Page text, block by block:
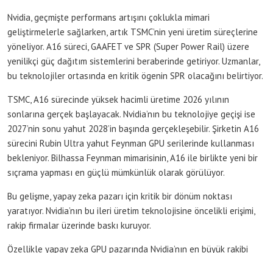
Nvidia, geçmişte performans artışını çoklukla mimari
geliştirmelerle sağlarken, artık TSMC’nin yeni üretim süreçlerine
yöneliyor. A16 süreci, GAAFET ve SPR (Super Power Rail) üzere
yenilikçi güç dağıtım sistemlerini beraberinde getiriyor. Uzmanlar,
bu teknolojiler ortasında en kritik ögenin SPR olacağını belirtiyor.
TSMC, A16 sürecinde yüksek hacimli üretime 2026 yılının
sonlarına gerçek başlayacak. Nvidia’nın bu teknolojiye geçişi ise
2027’nin sonu yahut 2028’in başında gerçekleşebilir. Şirketin A16
sürecini Rubin Ultra yahut Feynman GPU serilerinde kullanması
bekleniyor. Bilhassa Feynman mimarisinin, A16 ile birlikte yeni bir
sıçrama yapması en güçlü mümkünlük olarak görülüyor.
Bu gelişme, yapay zeka pazarı için kritik bir dönüm noktası
yaratıyor. Nvidia’nın bu ileri üretim teknolojisine öncelikli erişimi,
rakip firmalar üzerinde baskı kuruyor.
Özellikle yapay zeka GPU pazarında Nvidia’nın en büyük rakibi